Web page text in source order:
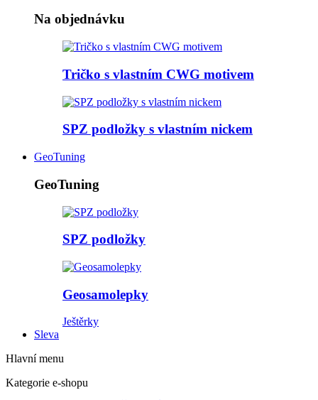
Na objednávku
Tričko s vlastním CWG motivem
SPZ podložky s vlastním nickem
GeoTuning
GeoTuning
SPZ podložky
Geosamolepky
Ještěrky
Sleva
Hlavní menu
Kategorie e-shopu